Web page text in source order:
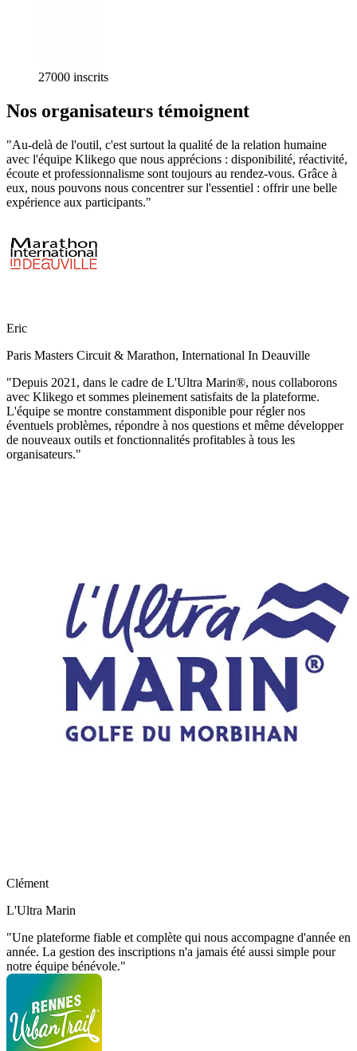
27000 inscrits
Nos organisateurs témoignent
"Au-delà de l'outil, c'est surtout la qualité de la relation humaine
avec l'équipe Klikego que nous apprécions : disponibilité, réactivité,
écoute et professionnalisme sont toujours au rendez-vous. Grâce à
eux, nous pouvons nous concentrer sur l'essentiel : offrir une belle
expérience aux participants."
Eric
Paris Masters Circuit & Marathon, International In Deauville
"Depuis 2021, dans le cadre de L'Ultra Marin®, nous collaborons
avec Klikego et sommes pleinement satisfaits de la plateforme.
L'équipe se montre constamment disponible pour régler nos
éventuels problèmes, répondre à nos questions et même développer
de nouveaux outils et fonctionnalités profitables à tous les
organisateurs."
Clément
L'Ultra Marin
"Une plateforme fiable et complète qui nous accompagne d'année en
année. La gestion des inscriptions n'a jamais été aussi simple pour
notre équipe bénévole."